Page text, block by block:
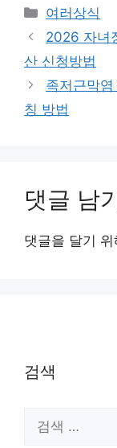
카
테
리
여러상식
2026 자녀
산 신청방법
족저근막
칭 방법
댓글 남
댓글을 달기 위
검색
색: